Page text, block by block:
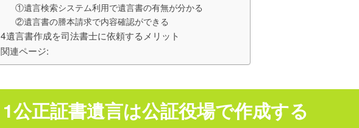
①遺言検索システム利用で遺言書の有無が分かる
②遺言書の謄本請求で内容確認ができる
4遺言書作成を司法書士に依頼するメリット
関連ページ:
1公正証書遺言は公証役場で作成する